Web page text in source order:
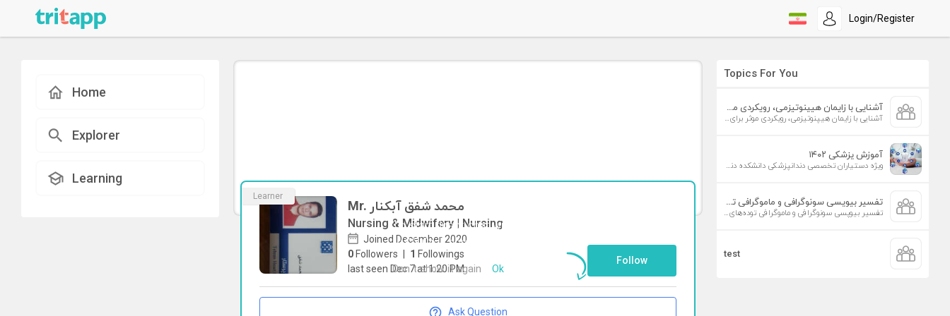
Login/Register
Home
Explorer
Learning
Learner
Mr. محمد شفق آبکنار
Nursing & Midwifery | Nursing
Joined December 2020
0 Followers 1 Followings
last seen Dec 7 at 1:20 PM
Follow
Ask Question
Topics For You
آشنایی با زایمان هیپنوتیزمی، رویکردی موثر برای افزایش تمایل به زایمان طبیعی
آشنایی با زایمان هیپنوتیزمی، رویکردی موثر برای افزایش تمایل به زایمان طبیعی
آموزش پزشکی ۱۴۰۲
ویژه دستیاران تخصصی دندانپزشکی دانشکده دندانپزشکی دانشگاه علوم پزشکی تهران
تفسیر بیوپسی سونوگرافی و ماموگرافی توده‌های پستان
تفسیر بیوپسی سونوگرافی و ماموگرافی توده‌های پستان
test
To start direct chat with
آبکنارClick here
Don`t show it again Ok